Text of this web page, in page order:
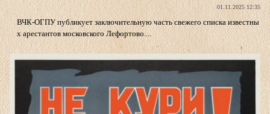
01.11.2025 12:35
ВЧК-ОГПУ публикует заключительную часть свежего списка известны
х арестантов московского Лефортово....